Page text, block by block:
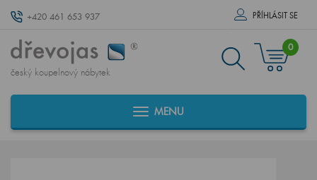
+420 461 653 937 PŘÍHLÁSIT SE
český koupelnový nábytek
0
MENU